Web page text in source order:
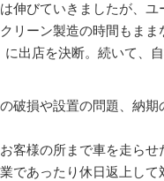
伸びていきましたが、
リーン製造の時間もま
出店を決断。続いて、
破損や設置の問題、納
客様の所まで車を走ら
であったり休日返上して